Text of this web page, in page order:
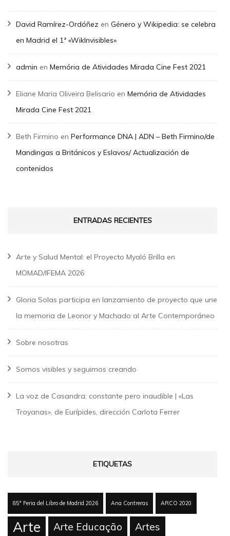
David Ramírez-Ordóñez en Género y Wikipedia: se celebra
en Madrid el 1ª «WikInvisibles»
admin en Memória de Atividades Mirada Cine Fest 2021
Eliane Maria Oliveira Belisario en Memória de Atividades
Mirada Cine Fest 2021
Beth Firmino en Performance DNA | ADN – Beth Firmino/de
Mandingas a Británicos y Eslavos/ Actualización de
contenidos
ENTRADAS RECIENTES
Arte y Salud Mental: el Proyecto Myaló Brilla en
MOMAD/IFEMA 2026
Gloria Solas participa en lanzamiento de proyecto que une
la memoria de Leonor y Machado al Arte Contemporáneo
Sobre nosotras
Somos visibles y seguimos creando
La voz de Casandra: constante pero inaudible | «Las
Troyanas», de Eurípides, dirección Carlota Ferrer
ETIQUETAS
85ª Feria del Libro de Madrid 2026 Ana Contreras ARCO 2020
Arte Arte Educação Artes